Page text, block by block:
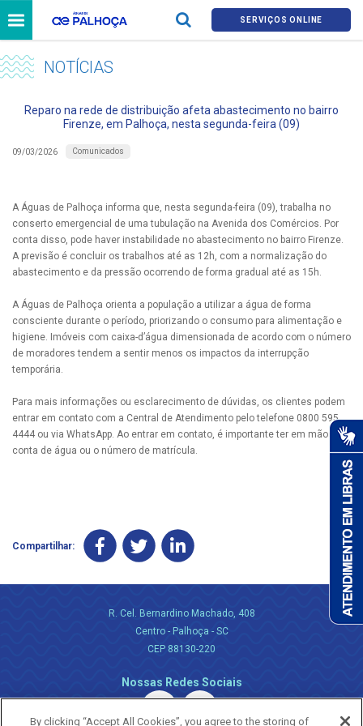
SERVIÇOS ONLINE
NOTÍCIAS
Reparo na rede de distribuição afeta abastecimento no bairro
Firenze, em Palhoça, nesta segunda-feira (09)
09/03/2026 Comunicados
A Águas de Palhoça informa que, nesta segunda-feira (09), trabalha no
conserto emergencial de uma tubulação na Avenida dos Comércios. Por
conta disso, pode haver instabilidade no abastecimento no bairro Firenze.
A previsão é concluir os trabalhos até as 12h, com a normalização do
abastecimento e da pressão ocorrendo de forma gradual até as 15h.
A Águas de Palhoça orienta a população a utilizar a água de forma
consciente durante o período, priorizando o consumo para alimentação e
higiene. Imóveis com caixa-d’água dimensionada de acordo com o número
de moradores tendem a sentir menos os impactos da interrupção
temporária.
Para mais informações ou esclarecimento de dúvidas, os clientes podem
entrar em contato com a Central de Atendimento pelo telefone 0800 595
4444 ou via WhatsApp. Ao entrar em contato, é importante ter em mãos a
conta de água ou o número de matrícula.
Compartilhar:
R. Cel. Bernardino Machado, 408
Centro - Palhoça - SC
CEP 88130-220
Nossas Redes Sociais
By clicking “Accept All Cookies”, you agree to the storing of